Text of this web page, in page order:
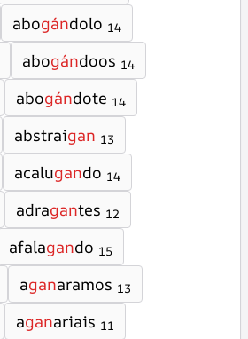
abogándolo 14
abogándoos 14
abogándote 14
abstraigan 13
acalugando 14
adragantes 12
afalagando 15
aganaramos 13
aganariais 11